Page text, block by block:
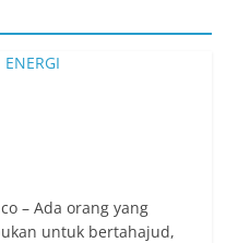
– Ada orang yang
untuk bertahajud,